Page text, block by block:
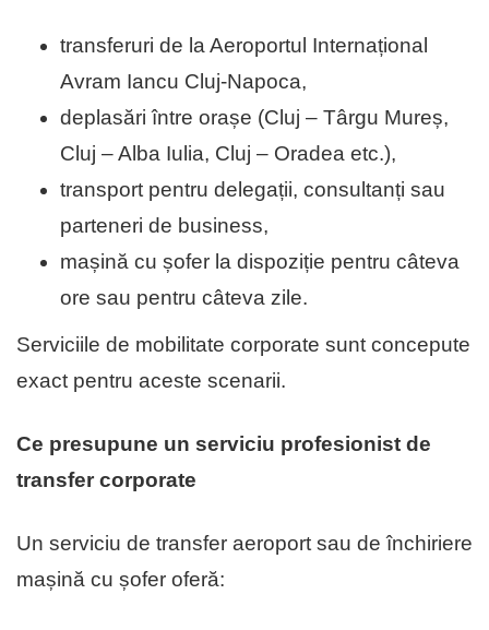
transferuri de la Aeroportul Internațional
Avram Iancu Cluj-Napoca,
deplasări între orașe (Cluj – Târgu Mureș,
Cluj – Alba Iulia, Cluj – Oradea etc.),
transport pentru delegații, consultanți sau
parteneri de business,
mașină cu șofer la dispoziție pentru câteva
ore sau pentru câteva zile.
Serviciile de mobilitate corporate sunt concepute
exact pentru aceste scenarii.
Ce presupune un serviciu profesionist de
transfer corporate
Un serviciu de transfer aeroport sau de închiriere
mașină cu șofer oferă: